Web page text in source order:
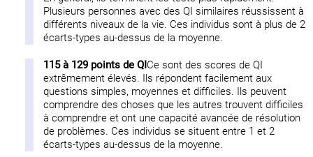
Plusieurs personnes avec des QI similaires réussissent à
différents niveaux de la vie. Ces individus sont à plus de 2
écarts-types au-dessus de la moyenne.
115 à 129 points de QI Ce sont des scores de QI
extrêmement élevés. Ils répondent facilement aux
questions simples, moyennes et difficiles. Ils peuvent
comprendre des choses que les autres trouvent difficiles
à comprendre et ont une capacité avancée de résolution
de problèmes. Ces individus se situent entre 1 et 2
écarts-types au-dessus de la moyenne.